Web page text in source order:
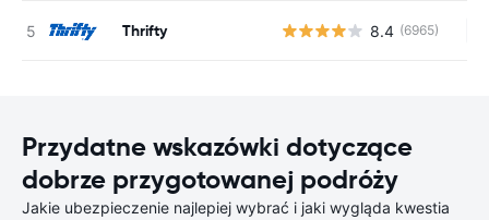
Thrifty 8.4 (6965)
Przydatne wskazówki dotyczące
dobrze przygotowanej podróży
Jakie ubezpieczenie najlepiej wybrać i jaki wygląda kwestia